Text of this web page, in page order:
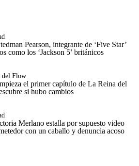
Pearson, integrante de ‘Five Star’
como los ‘Jackson 5’ británicos
del Flow
el primer capítulo de La Reina del
si hubo cambios
Merlano estalla por supuesto video
con un caballo y denuncia acoso